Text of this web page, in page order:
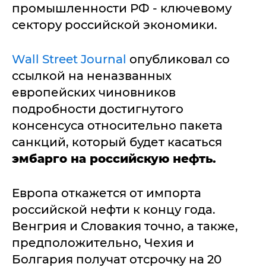
промышленности РФ - ключевому
сектору российской экономики.
Wall Street Journal опубликовал со
ссылкой на неназванных
европейских чиновников
подробности достигнутого
консенсуса относительно пакета
санкций, который будет касаться
эмбарго на российскую нефть.
Европа откажется от импорта
российской нефти к концу года.
Венгрия и Словакия точно, а также,
предположительно, Чехия и
Болгария получат отсрочку на 20